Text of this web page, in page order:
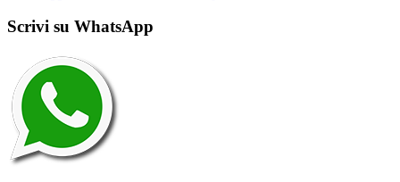
Scrivi su WhatsApp